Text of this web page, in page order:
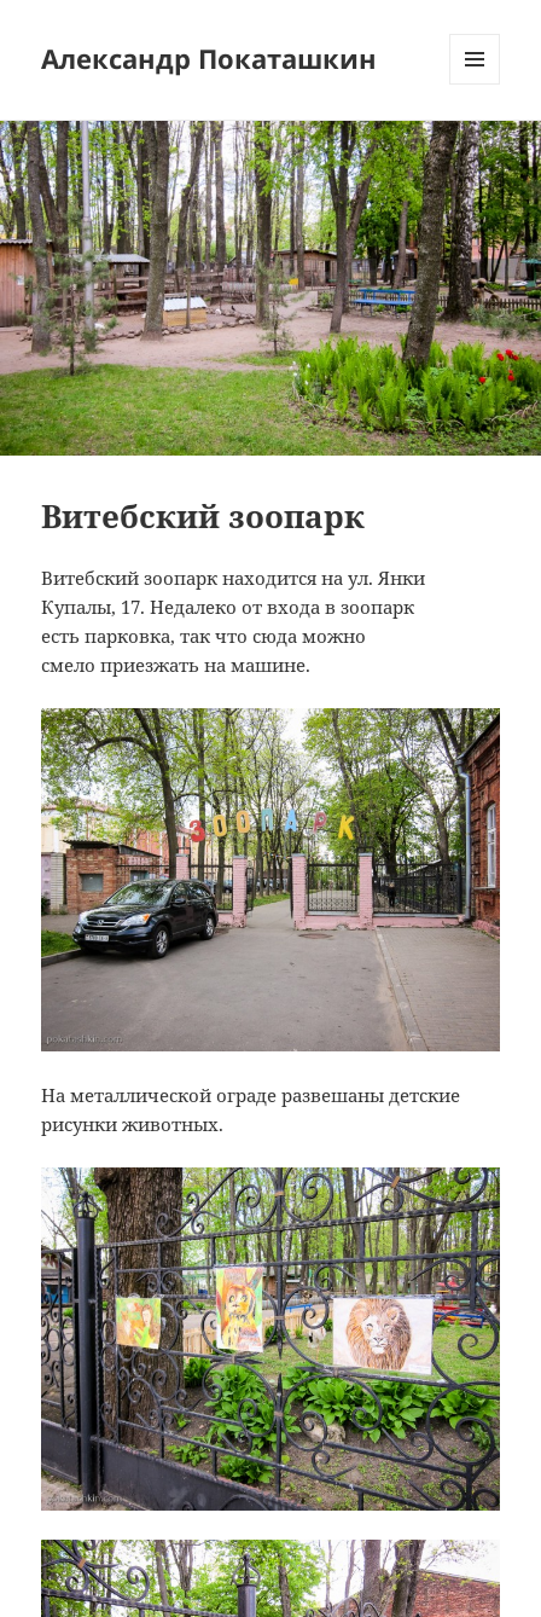
Александр Покаташкин
ВИДЖЕТЫ
Витебский зоопарк
Витебский зоопарк находится на ул. Янки
Купалы, 17. Недалеко от входа в зоопарк
есть парковка, так что сюда можно
смело приезжать на машине.
На металлической ограде развешаны детские
рисунки животных.